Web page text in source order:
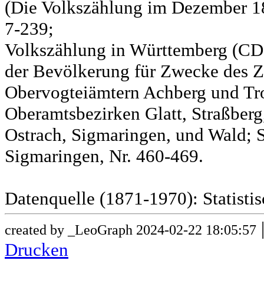
(Die Volkszählung im Dezember
7-239;
Volkszählung in Württemberg
der Bevölkerung für Zwecke des
Obervogteiämtern Achberg und
Oberamtsbezirken Glatt,
Ostrach, Sigmaringen, und Wald;
Sigmaringen, Nr. 460-469.
Datenquelle (1871-1970):
created by _LeoGraph 2024-02-22 18:05:57
Drucken